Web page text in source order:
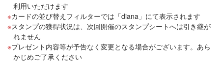
利用いただけます
カードの並び替えフィルターでは「diana」にて表示されます
スタンプの獲得状況は、次回開催のスタンプシートへは引き継が
れません
プレゼント内容等が予告なく変更となる場合がございます。あら
かじめご了承ください